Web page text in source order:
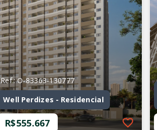
Ref.: O-83363-130777
Well Perdizes - Residencial
R$555.667